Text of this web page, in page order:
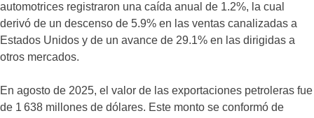
automotrices registraron una caída anual de 1.2%, la cual
derivó de un descenso de 5.9% en las ventas canalizadas a
Estados Unidos y de un avance de 29.1% en las dirigidas a
otros mercados.
En agosto de 2025, el valor de las exportaciones petroleras fue
de 1 638 millones de dólares. Este monto se conformó de